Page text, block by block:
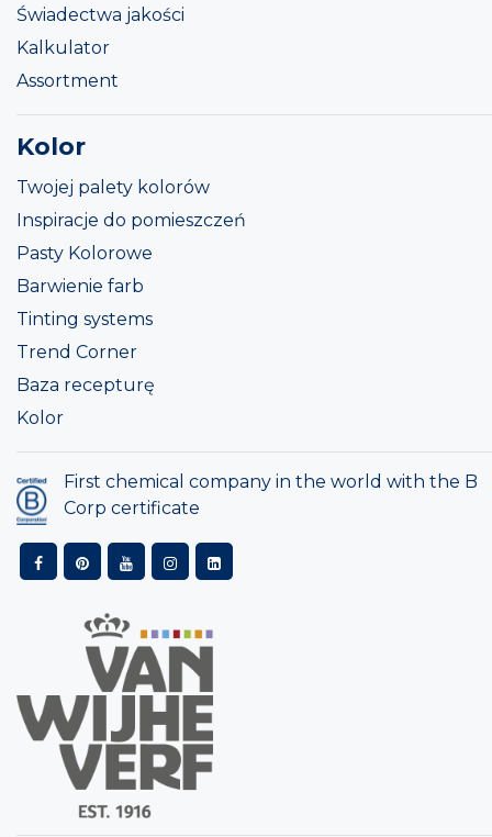
Świadectwa jakości
Kalkulator
Assortment
Kolor
Twojej palety kolorów
Inspiracje do pomieszczeń
Pasty Kolorowe
Barwienie farb
Tinting systems
Trend Corner
Baza recepturę
Kolor
First chemical company in the world with the B
Corp certificate